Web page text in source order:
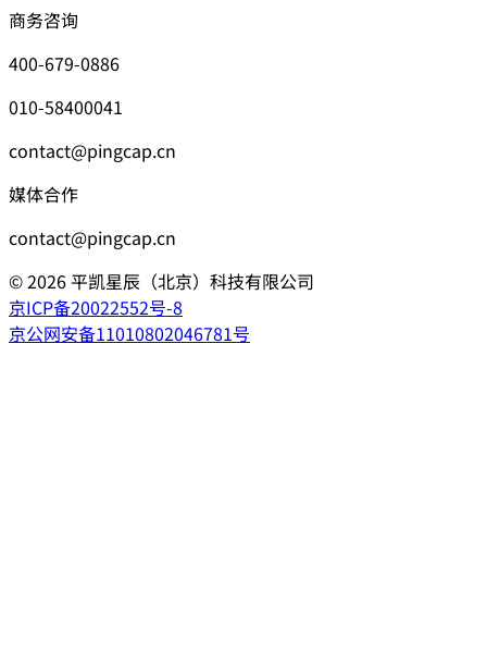
商务咨询
400-679-0886
010-58400041
contact@pingcap.cn
媒体合作
contact@pingcap.cn
©2026平凯星辰（北京）科技有限公司
京ICP备20022552号-8
京公网安备11010802046781号